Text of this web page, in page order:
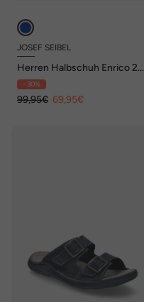
JOSEF SEIBEL
Herren Halbschuh Enrico 26,
indigo-kombi
- 30%
99,95€ 69,95€